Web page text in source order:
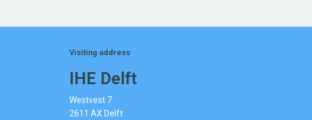
Visiting address
IHE Delft
Westvest 7
2611 AX Delft